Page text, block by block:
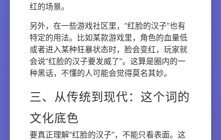
红的场景。
另外，在一些游戏社区里，“红脸的汉子”也有
特定的用法。比如某款游戏里，角色的血量低
或者进入某种狂暴状态时，脸会变红，玩家就
会说“红脸的汉子要发威了”。这算是圈内的一
种黑话，不懂的人可能会觉得莫名其妙。
三、从传统到现代：这个词的
文化底色
要真正理解“红脸的汉子”，不能只看表面。这